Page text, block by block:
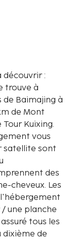
découvrir :
trouve à
de Baimajing à
Kuixing.
vous
satellite sont
des
cheveux. Les
une planche
tous les
dixième de